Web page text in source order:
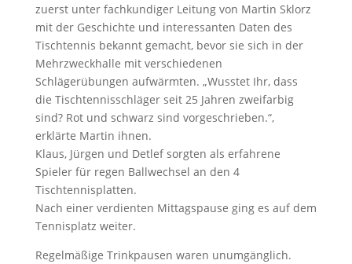
zuerst unter fachkundiger Leitung von Martin Sklorz
mit der Geschichte und interessanten Daten des
Tischtennis bekannt gemacht, bevor sie sich in der
Mehrzweckhalle mit verschiedenen
Schlägerübungen aufwärmten. „Wusstet Ihr, dass
die Tischtennisschläger seit 25 Jahren zweifarbig
sind? Rot und schwarz sind vorgeschrieben.“,
erklärte Martin ihnen.
Klaus, Jürgen und Detlef sorgten als erfahrene
Spieler für regen Ballwechsel an den 4
Tischtennisplatten.
Nach einer verdienten Mittagspause ging es auf dem
Tennisplatz weiter.
Regelmäßige Trinkpausen waren unumgänglich.